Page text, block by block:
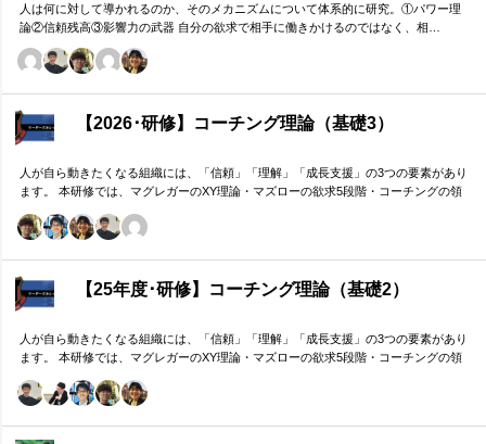
人は何に対して導かれるのか、そのメカニズムについて体系的に研究。①パワー理
論②信頼残高③影響力の武器 自分の欲求で相手に働きかけるのではなく、相…
【2026･研修】コーチング理論（基礎3）
人が自ら動きたくなる組織には、「信頼」「理解」「成長支援」の3つの要素があり
ます。 本研修では、マグレガーのXY理論・マズローの欲求5段階・コーチングの領
を、実例を交えて深く学びます。 単なる知識の習得にとどまらず、現場で直面する
【25年度･研修】コーチング理論（基礎2）
人が自ら動きたくなる組織には、「信頼」「理解」「成長支援」の3つの要素があり
ます。 本研修では、マグレガーのXY理論・マズローの欲求5段階・コーチングの領
を、実例を交えて深く学びます。 単なる知識の習得にとどまらず、現場で直面する